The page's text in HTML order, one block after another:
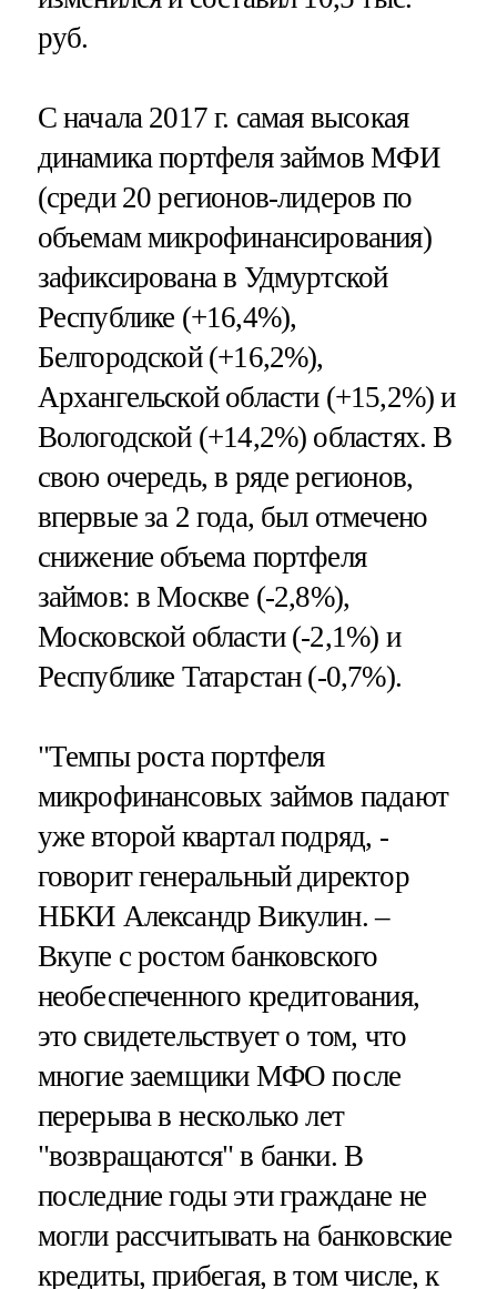
руб.
С начала 2017 г. самая высокая
динамика портфеля займов МФИ
(среди 20 регионов-лидеров по
объемам микрофинансирования)
зафиксирована в Удмуртской
Республике (+16,4%),
Белгородской (+16,2%),
Архангельской области (+15,2%) и
Вологодской (+14,2%) областях. В
свою очередь, в ряде регионов,
впервые за 2 года, был отмечено
снижение объема портфеля
займов: в Москве (-2,8%),
Московской области (-2,1%) и
Республике Татарстан (-0,7%).
"Темпы роста портфеля
микрофинансовых займов падают
уже второй квартал подряд, -
говорит генеральный директор
НБКИ Александр Викулин. –
Вкупе с ростом банковского
необеспеченного кредитования,
это свидетельствует о том, что
многие заемщики МФО после
перерыва в несколько лет
"возвращаются" в банки. В
последние годы эти граждане не
могли рассчитывать на банковские
кредиты, прибегая, в том числе, к